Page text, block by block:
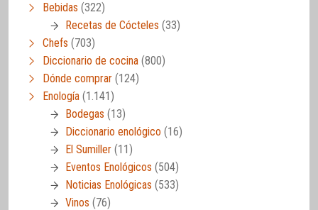
Bebidas (322)
Recetas de Cócteles (33)
Chefs (703)
Diccionario de cocina (800)
Dónde comprar (124)
Enología (1.141)
Bodegas (13)
Diccionario enológico (16)
El Sumiller (11)
Eventos Enológicos (504)
Noticias Enológicas (533)
Vinos (76)